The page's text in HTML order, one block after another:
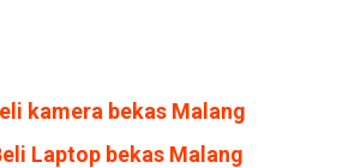
kamera bekas Malang
Laptop bekas Malang